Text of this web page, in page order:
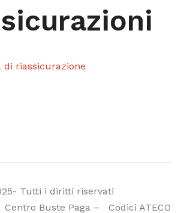
di riassicurazione
Tutti i diritti riservati
Centro Buste Paga– Codici ATECO